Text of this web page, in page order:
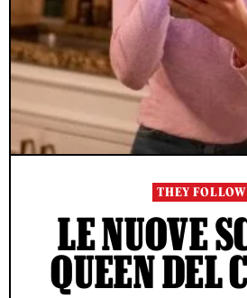
THEY FOLLOW
LE NUOVE
QUEEN DEL